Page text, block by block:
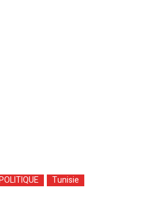
Tunisie